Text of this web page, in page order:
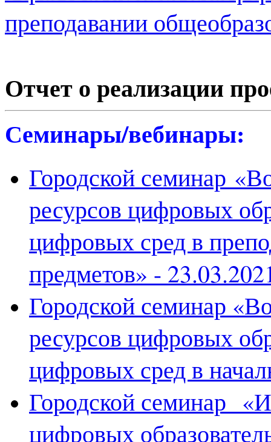
преподавании
Отчет о реализации
Семинары/вебинары:
Городской семинар
ресурсов цифровых
цифровых сред в
предметов» -
Городской семинар
ресурсов цифровых
цифровых сред в
Городской семинар
цифровых